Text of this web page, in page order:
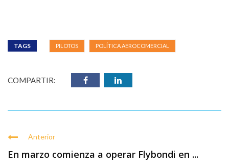
TAGS PILOTOS POLÍTICA AEROCOMERCIAL
COMPARTIR:
Anterior
En marzo comienza a operar Flybondi en ...